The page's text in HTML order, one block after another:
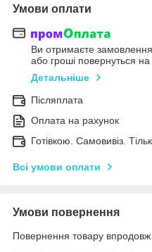
Умови оплати
Ви отримаєте замовлення
або гроші повернуться
Детальніше
Післяплата
Оплата на рахунок
Готівкою. Самовивіз.
Всі умови оплати
Умови повернення
Повернення товару впродовж